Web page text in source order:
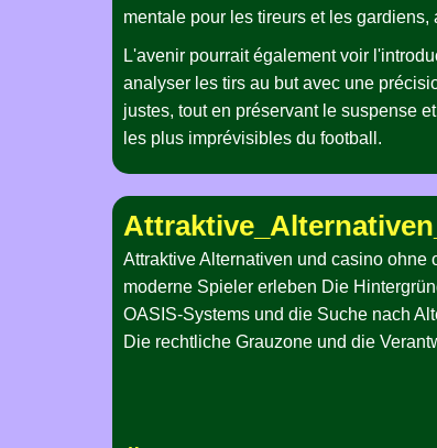
mentale pour les tireurs et les
L'avenir pourrait également voir
analyser les tirs au but avec une
justes, tout en préservant le suspense
les plus imprévisibles du football.
Attraktive Alternativen und casino ohne
moderne Spieler erleben Die
OASIS-Systems und die Suche nach
Die rechtliche Grauzone und die